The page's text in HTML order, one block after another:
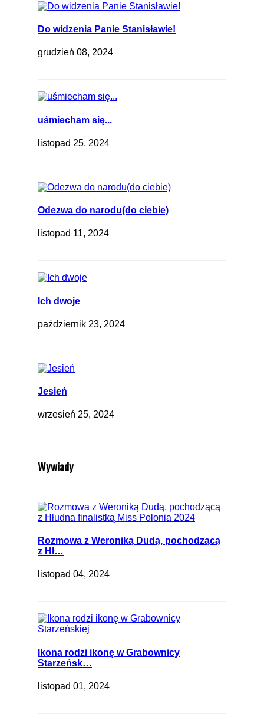
Do widzenia Panie Stanisławie!
grudzień 08, 2024
uśmiecham się...
listopad 25, 2024
Odezwa do narodu(do ciebie)
listopad 11, 2024
Ich dwoje
październik 23, 2024
Jesień
wrzesień 25, 2024
Wywiady
Rozmowa z Weroniką Dudą, pochodzącą
z Hł…
listopad 04, 2024
Ikona rodzi ikonę w Grabownicy
Starzeńsk…
listopad 01, 2024